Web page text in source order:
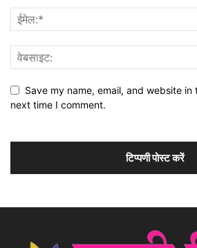
Save my name, email, and website
next time I comment.